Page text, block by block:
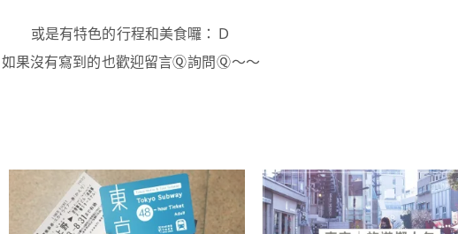
或是有特色的行程和美食囉：Ｄ
如果沒有寫到的也歡迎留言Ⓠ詢問Ⓠ～～